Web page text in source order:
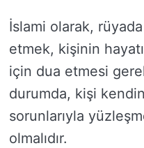
İslami olarak,
etmek, kişinin
için dua etmesi
durumda, kişi
sorunlarıyla
olmalıdır.